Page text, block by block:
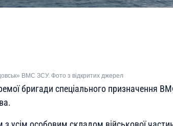
ВМС ЗСУ. Фото з відкритих джерел
бригади спеціального призначення